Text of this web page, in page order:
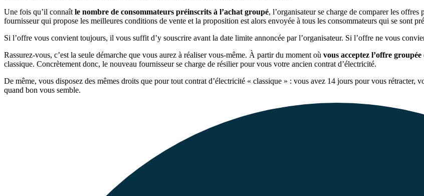
Une fois qu’il connaît le nombre de consommateurs préinscrits à l’achat groupé, l’organisateur se charge de comparer les
fournisseur qui propose les meilleures conditions de vente et la proposition est alors envoyée à tous les consommateurs qui se sont
Si l’offre vous convient toujours, il vous suffit d’y souscrire avant la date limite annoncée par l’organisateur. Si l’offre ne vous
Rassurez-vous, c’est la seule démarche que vous aurez à réaliser vous-même. À partir du moment où vous acceptez l’offre groupée
classique. Concrètement donc, le nouveau fournisseur se charge de résilier pour vous votre ancien contrat d’électricité.
De même, vous disposez des mêmes droits que pour tout contrat d’électricité « classique » : vous avez 14 jours pour vous rétracter,
quand bon vous semble.